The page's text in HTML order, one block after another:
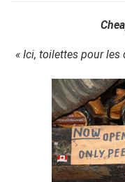
« Ici, toilettes pour les